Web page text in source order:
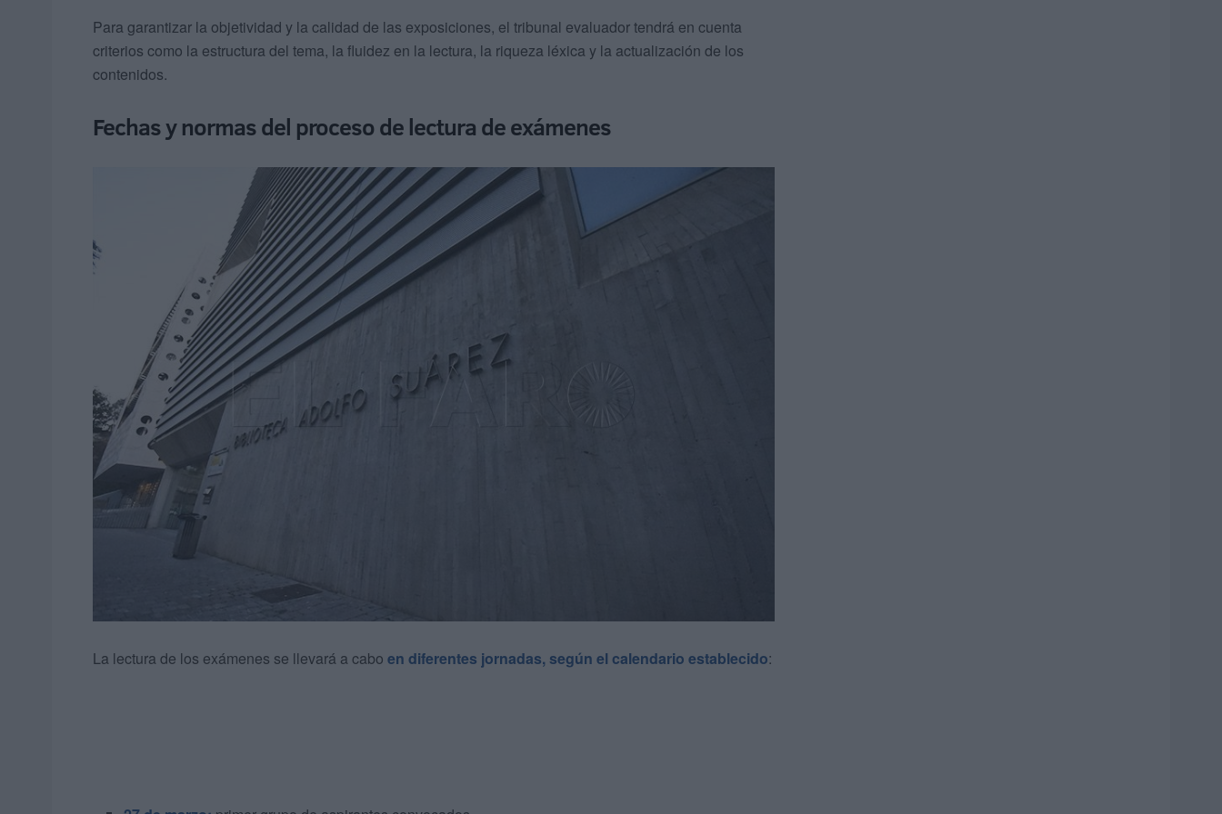
Para garantizar la objetividad y la calidad de las exposiciones, el tribunal evaluador tendrá en cuenta
criterios como la estructura del tema, la fluidez en la lectura, la riqueza léxica y la actualización de los
contenidos.
Fechas y normas del proceso de lectura de exámenes
La lectura de los exámenes se llevará a cabo en diferentes jornadas, según el calendario establecido: